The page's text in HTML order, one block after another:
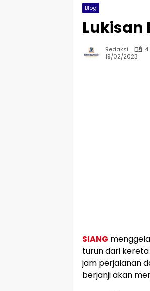
Blog
Lukisan
Redaksi
19/02/2023
SIANG
turun dari
jam perjalanan
berjanji akan